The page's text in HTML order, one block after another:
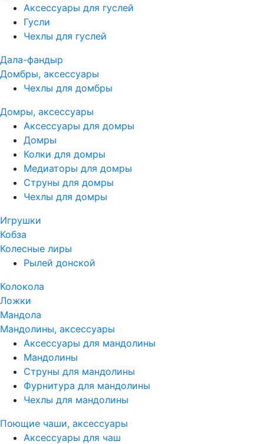
Аксессуары для гуслей
Гусли
Чехлы для гуслей
Дала-фандыр
Домбры, аксессуары
Чехлы для домбры
Домры, аксессуары
Аксессуары для домры
Домры
Колки для домры
Медиаторы для домры
Струны для домры
Чехлы для домры
Игрушки
Кобза
Колесные лиры
Рылей донской
Колокола
Ложки
Мандола
Мандолины, аксессуары
Аксессуары для мандолины
Мандолины
Струны для мандолины
Фурнитура для мандолины
Чехлы для мандолины
Поющие чаши, аксессуары
Аксессуары для чаш